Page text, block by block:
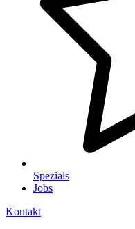
Spezials
Jobs
Kontakt